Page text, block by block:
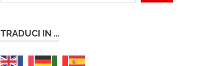
TRADUCI IN …